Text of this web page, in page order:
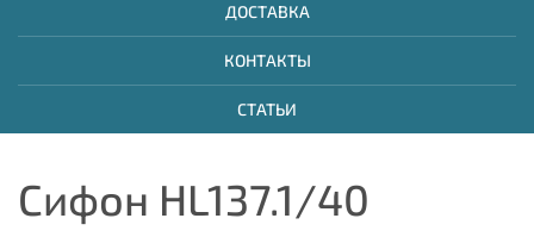
ДОСТАВКА
КОНТАКТЫ
СТАТЬИ
Сифон HL137.1/40